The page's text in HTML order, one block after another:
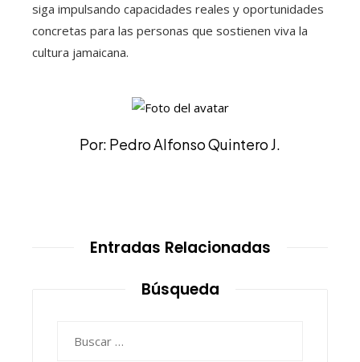
siga impulsando capacidades reales y oportunidades
concretas para las personas que sostienen viva la
cultura jamaicana.
Por: Pedro Alfonso Quintero J.
Entradas Relacionadas
Búsqueda